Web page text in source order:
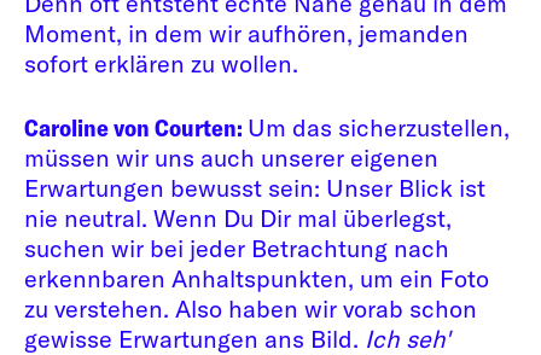
Moment, in dem wir aufhören, jemanden
sofort erklären zu wollen.
Caroline von Courten: Um das sicherzustellen,
müssen wir uns auch unserer eigenen
Erwartungen bewusst sein: Unser Blick ist
nie neutral. Wenn Du Dir mal überlegst,
suchen wir bei jeder Betrachtung nach
erkennbaren Anhaltspunkten, um ein Foto
zu verstehen. Also haben wir vorab schon
gewisse Erwartungen ans Bild. Ich seh'